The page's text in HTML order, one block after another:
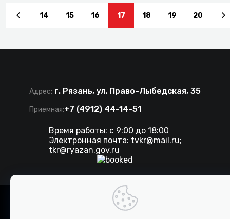
14 15 16 17 18 19 20
Адрес: г. Рязань, ул. Право-Лыбедская, 35
Приемная:+7 (4912) 44-14-51
Время работы: с 9:00 до 18:00
Электронная почта: tvkr@mail.ru;
tkr@ryazan.gov.ru
2026 . Все права защищены. ТКР.
Разработка сайта IT-media